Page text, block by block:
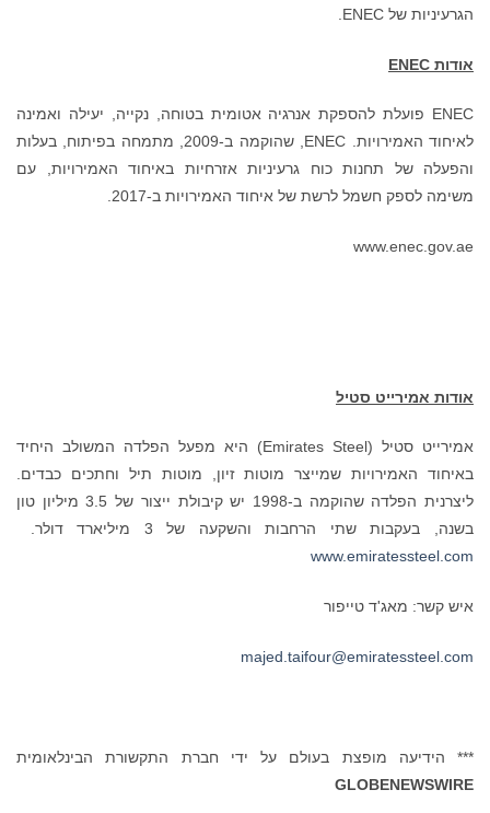
הגרעיניות של ENEC.
אודות ENEC
ENEC פועלת להספקת אנרגיה אטומית בטוחה, נקייה, יעילה ואמינה
לאיחוד האמירויות. ENEC, שהוקמה ב-2009, מתמחה בפיתוח, בעלות
והפעלה של תחנות כוח גרעיניות אזרחיות באיחוד האמירויות, עם
משימה לספק חשמל לרשת של איחוד האמירויות ב-2017.
www.enec.gov.ae
אודות אמירייט סטיל
אמירייט סטיל (Emirates Steel) היא מפעל הפלדה המשולב היחיד
באיחוד האמירויות שמייצר מוטות זיון, מוטות תיל וחתכים כבדים.
ליצרנית הפלדה שהוקמה ב-1998 יש קיבולת ייצור של 3.5 מיליון טון
בשנה, בעקבות שתי הרחבות והשקעה של 3 מיליארד דולר.
www.emiratessteel.com
איש קשר: מאג'ד טייפור
majed.taifour@emiratessteel.com
*** הידיעה מופצת בעולם על ידי חברת התקשורת הבינלאומית
GLOBENEWSWIRE